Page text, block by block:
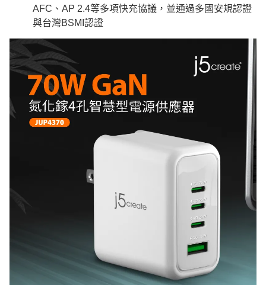
AFC、AP 2.4等多項快充協議，並通過多國安規認證
與台灣BSMI認證